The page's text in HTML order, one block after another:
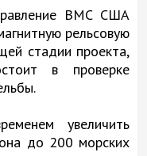
ВМС США
рельсовую
стадии проекта,
в проверке
увеличить
до 200 морских